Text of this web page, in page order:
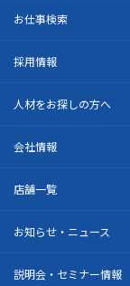
お仕事検索
採用情報
人材をお探しの方へ
会社情報
店舗一覧
お知らせ・ニュース
説明会・セミナー情報